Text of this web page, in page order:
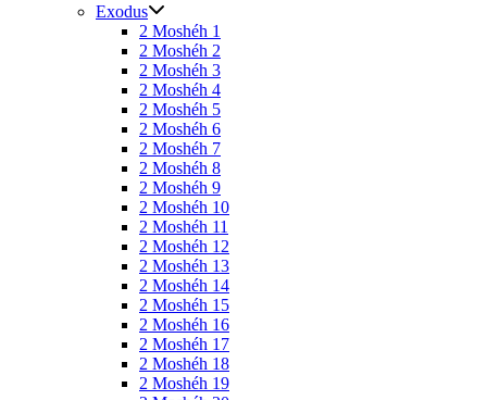
Exodus
2 Moshéh 1
2 Moshéh 2
2 Moshéh 3
2 Moshéh 4
2 Moshéh 5
2 Moshéh 6
2 Moshéh 7
2 Moshéh 8
2 Moshéh 9
2 Moshéh 10
2 Moshéh 11
2 Moshéh 12
2 Moshéh 13
2 Moshéh 14
2 Moshéh 15
2 Moshéh 16
2 Moshéh 17
2 Moshéh 18
2 Moshéh 19